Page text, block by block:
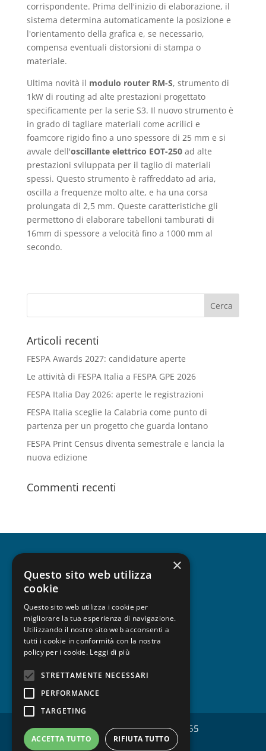
corrispondente. Prima dell'inizio di elaborazione, il
sistema determina automaticamente la posizione e
l'orientamento della grafica e, se necessario,
compensa eventuali distorsioni di stampa o
materiale.
Ultima novità il modulo router RM-S, strumento di
1kW di routing ad alte prestazioni progettato
specificamente per la serie S3. Il nuovo strumento è
in grado di tagliare materiali come acrilici e
foamcore rigido fino a uno spessore di 25 mm e si
avvale dell'oscillante elettrico EOT-250ad alte
prestazioni sviluppata per il taglio di materiali
spessi. Questo strumento è raffreddato ad aria,
oscilla a frequenze molto alte, e ha una corsa
prolungata di 2,5 mm. Queste caratteristiche gli
permettono di elaborare tabelloni tamburati di
16mm di spessore a velocità fino a 1000 mm al
secondo.
Articoli recenti
FESPA Awards 2027: candidature aperte
Le attività di FESPA Italia a FESPA GPE 2026
FESPA Italia Day 2026: aperte le registrazioni
FESPA Italia sceglie la Calabria come punto di
partenza per un progetto che guarda lontano
FESPA Print Census diventa semestrale e lancia la
nuova edizione
Commenti recenti
CHI SIAMO
UNISCITI A FESPA
PRIVACY
Copyright © FESPA Italia CF 97428520155
×
Questo sito web utilizza
cookie
Questo sito web utilizza i cookie per
migliorare la tua esperienza di navigazione.
Utilizzando il nostro sito web acconsenti a
tutti i cookie in conformità con la nostra
policy per i cookie. Leggi di più
STRETTAMENTE NECESSARI
PERFORMANCE
TARGETING
ACCETTA TUTTO RIFIUTA TUTTO